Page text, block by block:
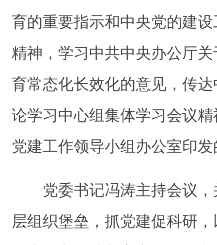
育的重要指示和中央党的建
精神，学习中共中央办公厅
育常态化长效化的意见，传
论学习中心组集体学习会议
党建工作领导小组办公室印
党委书记冯涛主持会议
层组织堡垒，抓党建促科研